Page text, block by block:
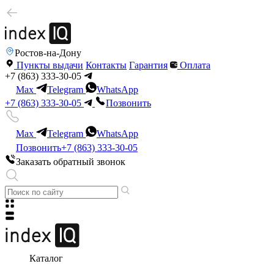
Ростов-на-Дону
Пункты выдачи Контакты Гарантия
Оплата
+7 (863) 333-30-05
Max
Telegram
WhatsApp
+7 (863) 333-30-05
Позвонить
Max Telegram
WhatsApp
Позвонить+7 (863) 333-30-05
Заказать обратный звонок
Каталог